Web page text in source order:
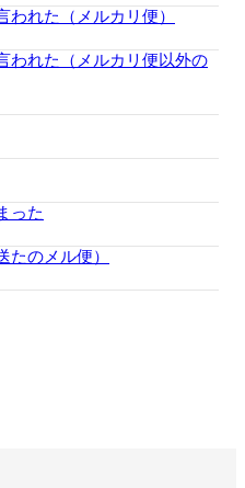
れた（メルカリ便）
われた（メルカリ便以外の
った
たのメル便）